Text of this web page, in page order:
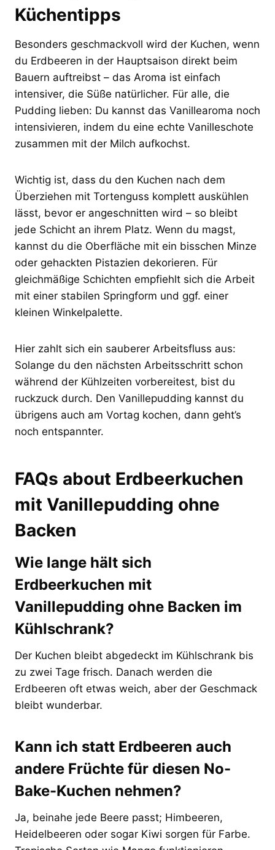
Küchentipps
Besonders geschmackvoll wird der Kuchen, wenn
du Erdbeeren in der Hauptsaison direkt beim
Bauern auftreibst – das Aroma ist einfach
intensiver, die Süße natürlicher. Für alle, die
Pudding lieben: Du kannst das Vanillearoma noch
intensivieren, indem du eine echte Vanilleschote
zusammen mit der Milch aufkochst.
Wichtig ist, dass du den Kuchen nach dem
Überziehen mit Tortenguss komplett auskühlen
lässt, bevor er angeschnitten wird – so bleibt
jede Schicht an ihrem Platz. Wenn du magst,
kannst du die Oberfläche mit ein bisschen Minze
oder gehackten Pistazien dekorieren. Für
gleichmäßige Schichten empfiehlt sich die Arbeit
mit einer stabilen Springform und ggf. einer
kleinen Winkelpalette.
Hier zahlt sich ein sauberer Arbeitsfluss aus:
Solange du den nächsten Arbeitsschritt schon
während der Kühlzeiten vorbereitest, bist du
ruckzuck durch. Den Vanillepudding kannst du
übrigens auch am Vortag kochen, dann geht’s
noch entspannter.
FAQs about Erdbeerkuchen
mit Vanillepudding ohne
Backen
Wie lange hält sich
Erdbeerkuchen mit
Vanillepudding ohne Backen im
Kühlschrank?
Der Kuchen bleibt abgedeckt im Kühlschrank bis
zu zwei Tage frisch. Danach werden die
Erdbeeren oft etwas weich, aber der Geschmack
bleibt wunderbar.
Kann ich statt Erdbeeren auch
andere Früchte für diesen No-
Bake-Kuchen nehmen?
Ja, beinahe jede Beere passt; Himbeeren,
Heidelbeeren oder sogar Kiwi sorgen für Farbe.